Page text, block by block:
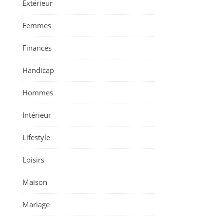
Extérieur
Femmes
Finances
Handicap
Hommes
Intérieur
Lifestyle
Loisirs
Maison
Mariage